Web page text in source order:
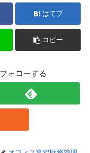
はてブ
コピー
ォローする